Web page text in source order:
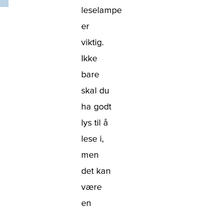
leselampe
er
viktig.
Ikke
bare
skal du
ha godt
lys til å
lese i,
men
det kan
være
en